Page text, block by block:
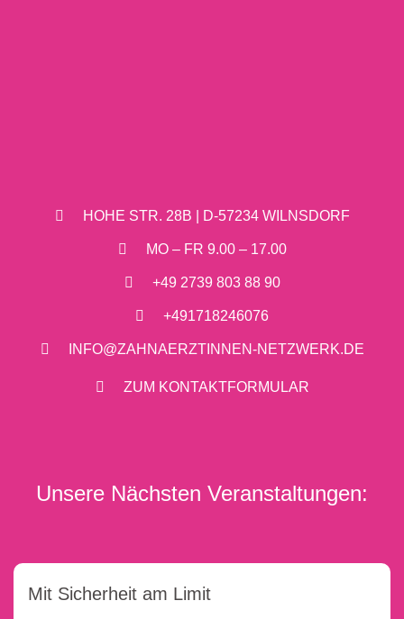
HOHE STR. 28B | D-57234 WILNSDORF
MO – FR 9.00 – 17.00
+49 2739 803 88 90
+491718246076
INFO@ZAHNAERZTINNEN-NETZWERK.DE
ZUM KONTAKTFORMULAR
Unsere Nächsten Veranstaltungen:
Mit Sicherheit am Limit